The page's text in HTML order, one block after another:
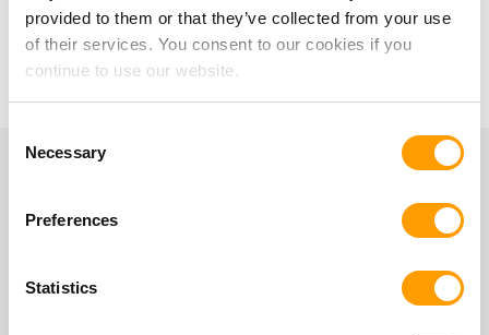
provided to them or that they’ve collected from your use
of their services. You consent to our cookies if you
continue to use our website.
Selection
Necessary
Preferences
Statistics